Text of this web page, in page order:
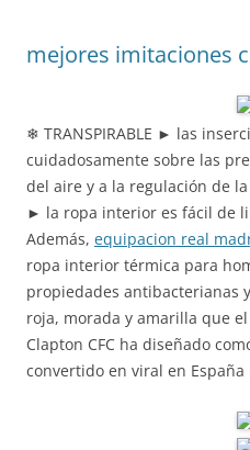
mejores imitaciones
❄ TRANSPIRABLE ► las
cuidadosamente sobre las
del aire y a la regulación de
► la ropa interior es fácil de
Además, equipacion real
ropa interior térmica para
propiedades antibacterianas
roja, morada y amarilla que
Clapton CFC ha diseñado
convertido en viral en